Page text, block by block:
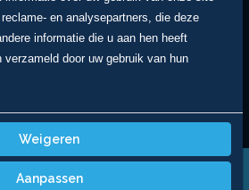
EINE FRAGE?
en analysepartners, die deze
informatie die u aan hen heeft
door uw gebruik van hun
Weigeren
Aanpassen